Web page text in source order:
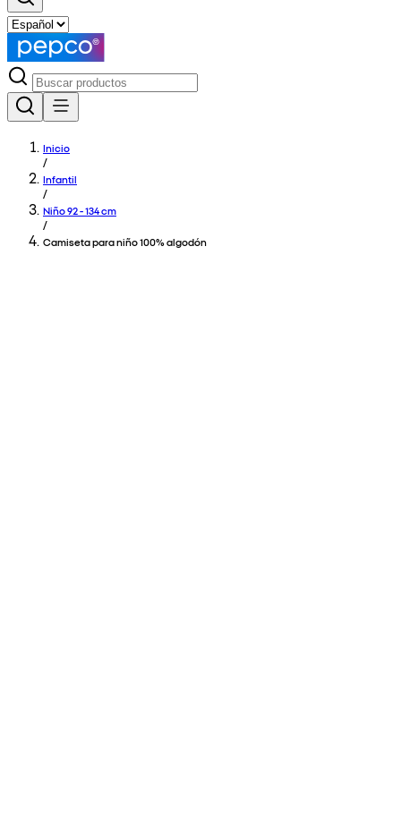
Inicio
/
Infantil
/
Niño 92 - 134 cm
/
Camiseta para niño 100% algodón